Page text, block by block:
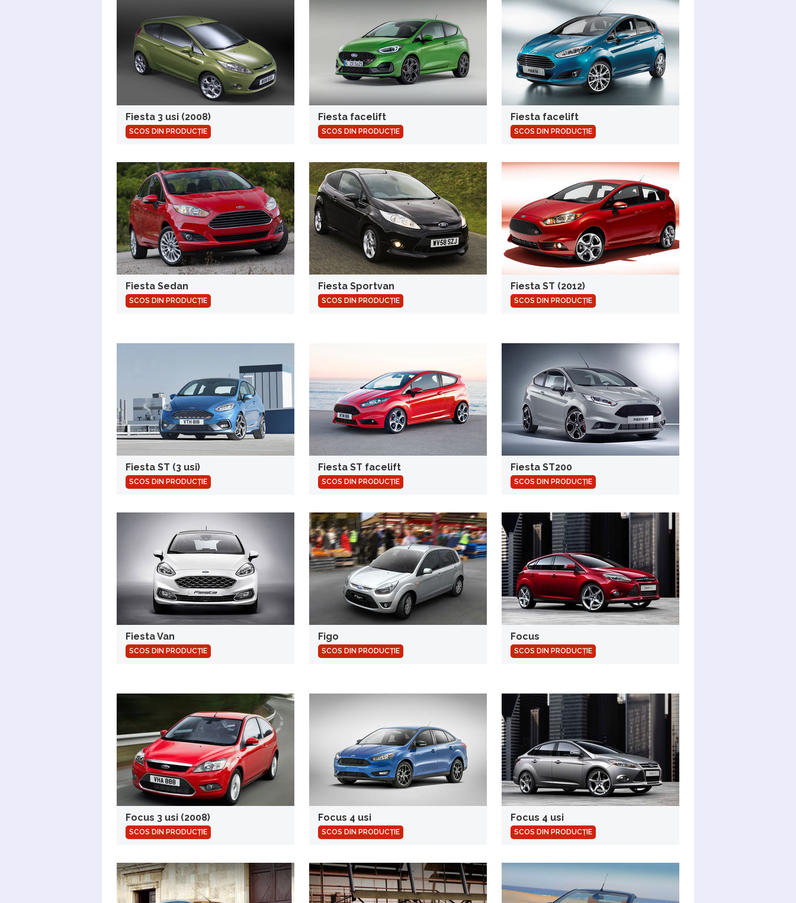
Fiesta 3 usi (2008)
SCOS DIN PRODUCȚIE
Fiesta facelift
SCOS DIN PRODUCȚIE
Fiesta facelift
SCOS DIN PRODUCȚIE
Fiesta Sedan
SCOS DIN PRODUCȚIE
Fiesta Sportvan
SCOS DIN PRODUCȚIE
Fiesta ST (2012)
SCOS DIN PRODUCȚIE
Fiesta ST (3 usi)
SCOS DIN PRODUCȚIE
Fiesta ST facelift
SCOS DIN PRODUCȚIE
Fiesta ST200
SCOS DIN PRODUCȚIE
Fiesta Van
SCOS DIN PRODUCȚIE
Figo
SCOS DIN PRODUCȚIE
Focus
SCOS DIN PRODUCȚIE
Focus 3 usi (2008)
SCOS DIN PRODUCȚIE
Focus 4 usi
SCOS DIN PRODUCȚIE
Focus 4 usi
SCOS DIN PRODUCȚIE